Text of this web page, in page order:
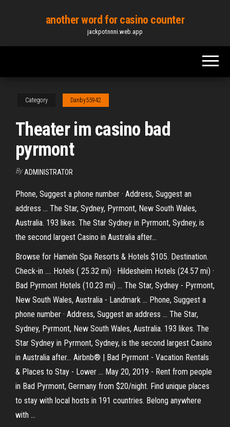
content
another word for casino counter
jackpotnnni.web.app
Category Danby55942
Theater im casino bad
pyrmont
By ADMINISTRATOR
Phone, Suggest a phone number · Address, Suggest an
address ... The Star, Sydney, Pyrmont, New South Wales,
Australia. 193 likes. The Star Sydney in Pyrmont, Sydney, is
the second largest Casino in Australia after...
Browse for Hameln Spa Resorts & Hotels $105. Destination.
Check-in .... Hotels ( 25.32 mi) · Hildesheim Hotels (24.57 mi) ·
Bad Pyrmont Hotels (10.23 mi) ... The Star, Sydney - Pyrmont,
New South Wales, Australia - Landmark ... Phone, Suggest a
phone number · Address, Suggest an address ... The Star,
Sydney, Pyrmont, New South Wales, Australia. 193 likes. The
Star Sydney in Pyrmont, Sydney, is the second largest Casino
in Australia after... Airbnb® | Bad Pyrmont - Vacation Rentals
& Places to Stay - Lower ... May 20, 2019 - Rent from people
in Bad Pyrmont, Germany from $20/night. Find unique places
to stay with local hosts in 191 countries. Belong anywhere
with ...